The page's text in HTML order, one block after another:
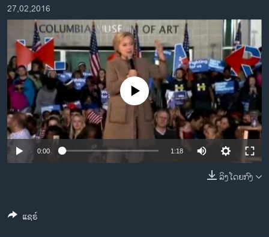
ໄປ
ຊອກ
ຄົ້ນ
ການເລືອກຕັ້ງ ປະທານາທີບໍດີ ສະຫະລັດ 2024
ຂ່າວ​ຈີນ
ໂລກ
ເອເຊຍ
ອິດສະຫຼະພາບດ້ານການຂ່າວ
ຊີວິດຊາວລາວ
ຊຸມຊົນຊາວລາວ
ວິທະຍາສາດ-ເທັກໂນໂລຈີ
ພາສາອັງກິດ
27,02,2016
No media source currently available
0:00 1:18
ລິງໂດຍກົງ
ແຊຣ໌